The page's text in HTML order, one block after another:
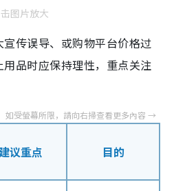
图片放大
传误导、或购物平台价格过
品时应保持理性，重点关注
议重点 目的